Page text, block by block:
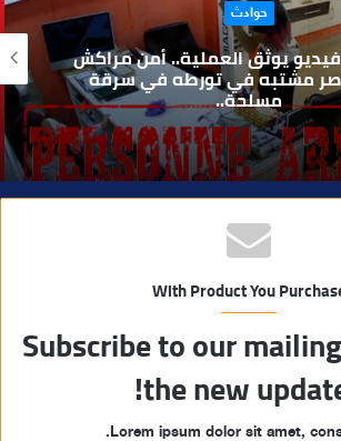
ل
و
ي
ب
حوادث
يوثق العملية.. أمن مراكش
مشتبه في تورطه في سرقة
مسلحة..
With Product You
Subscribe to our
the new
Lorem ipsum dolor sit amet,